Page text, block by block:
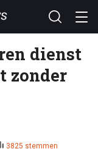
dienst
zonder
3825 stemmen